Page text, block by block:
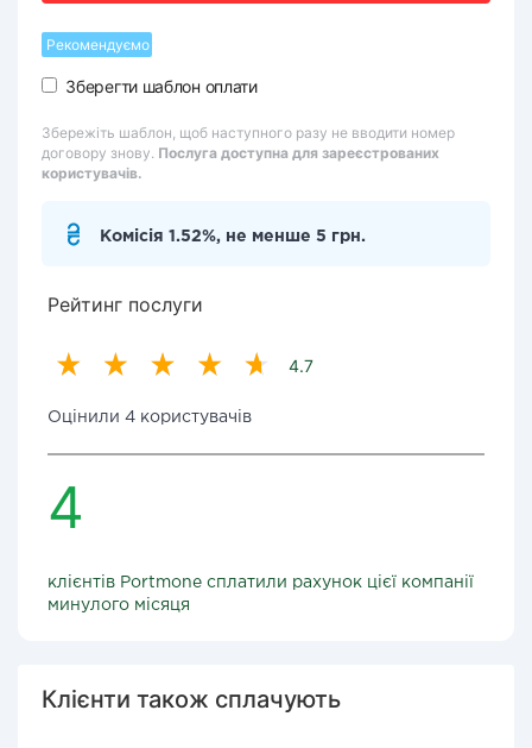
Рекомендуємо
Зберегти шаблон оплати
Збережіть шаблон, щоб наступного разу не вводити номер
договору знову. Послуга доступна для зареєстрованих
користувачів.
Комісія 1.52%, не менше 5 грн.
Рейтинг послуги
4.7
Оцінили 4 користувачів
4
клієнтів Portmone сплатили рахунок цієї компанії
минулого місяця
Клієнти також сплачують